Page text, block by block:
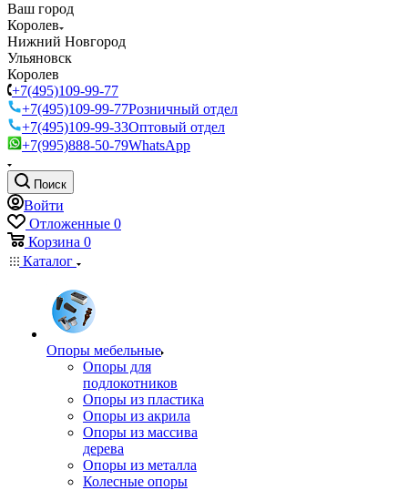
Ваш город
Королев
Нижний Новгород
Ульяновск
Королев
+7(495)109-99-77
+7(495)109-99-77Розничный отдел
+7(495)109-99-33Оптовый отдел
+7(995)888-50-79WhatsApp
Поиск
Войти
Отложенные 0
Корзина 0
Каталог
Опоры мебельные
Опоры для
подлокотников
Опоры из пластика
Опоры из акрила
Опоры из массива
дерева
Опоры из металла
Колесные опоры